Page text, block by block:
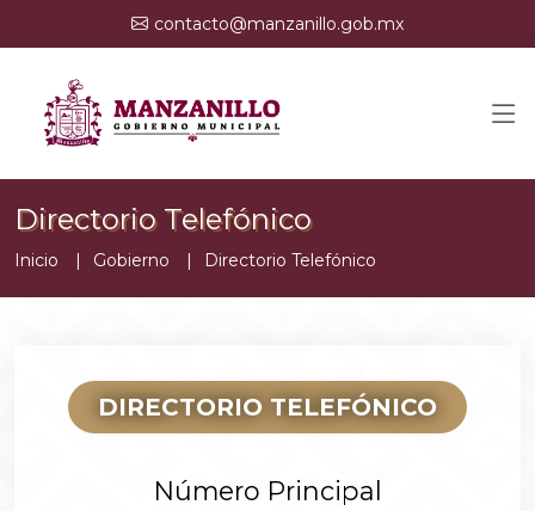
contacto@manzanillo.gob.mx
Directorio Telefónico
Inicio Gobierno Directorio Telefónico
DIRECTORIO TELEFÓNICO
Número Principal